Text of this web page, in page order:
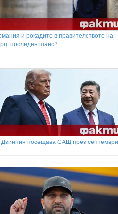
и рокадите в правителството на
последен шанс?
посещава САЩ през септември